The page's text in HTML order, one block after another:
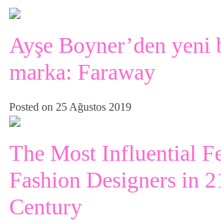
Ayşe Boyner’den yeni
marka: Faraway
Posted on 25 Ağustos 2019
The Most Influential
Fashion Designers in
Century